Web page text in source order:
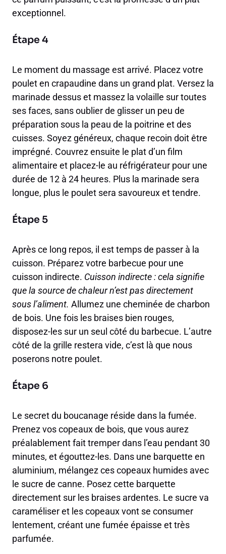
exceptionnel.
Étape 4
Le moment du massage est arrivé. Placez votre
poulet en crapaudine dans un grand plat. Versez la
marinade dessus et massez la volaille sur toutes
ses faces, sans oublier de glisser un peu de
préparation sous la peau de la poitrine et des
cuisses. Soyez généreux, chaque recoin doit être
imprégné. Couvrez ensuite le plat d’un film
alimentaire et placez-le au réfrigérateur pour une
durée de 12 à 24 heures. Plus la marinade sera
longue, plus le poulet sera savoureux et tendre.
Étape 5
Après ce long repos, il est temps de passer à la
cuisson. Préparez votre barbecue pour une
cuisson indirecte. Cuisson indirecte : cela signifie
que la source de chaleur n’est pas directement
sous l’aliment. Allumez une cheminée de charbon
de bois. Une fois les braises bien rouges,
disposez-les sur un seul côté du barbecue. L’autre
côté de la grille restera vide, c’est là que nous
poserons notre poulet.
Étape 6
Le secret du boucanage réside dans la fumée.
Prenez vos copeaux de bois, que vous aurez
préalablement fait tremper dans l’eau pendant 30
minutes, et égouttez-les. Dans une barquette en
aluminium, mélangez ces copeaux humides avec
le sucre de canne. Posez cette barquette
directement sur les braises ardentes. Le sucre va
caraméliser et les copeaux vont se consumer
lentement, créant une fumée épaisse et très
parfumée.